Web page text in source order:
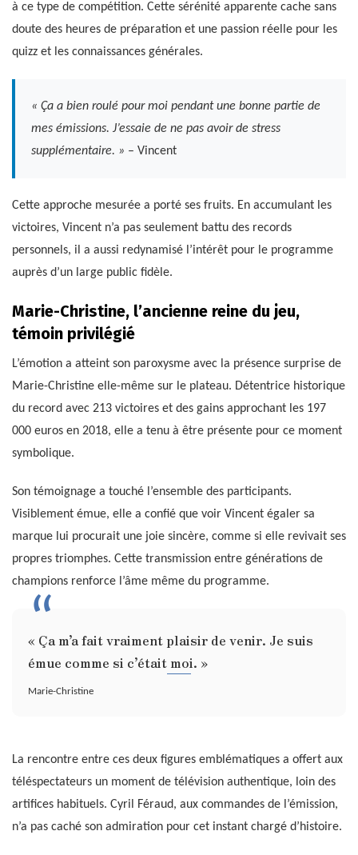
à ce type de compétition. Cette sérénité apparente cache sans
doute des heures de préparation et une passion réelle pour les
quizz et les connaissances générales.
« Ça a bien roulé pour moi pendant une bonne partie de
mes émissions. J’essaie de ne pas avoir de stress
supplémentaire. » – Vincent
Cette approche mesurée a porté ses fruits. En accumulant les
victoires, Vincent n’a pas seulement battu des records
personnels, il a aussi redynamisé l’intérêt pour le programme
auprès d’un large public fidèle.
Marie-Christine, l’ancienne reine du jeu,
témoin privilégié
L’émotion a atteint son paroxysme avec la présence surprise de
Marie-Christine elle-même sur le plateau. Détentrice historique
du record avec 213 victoires et des gains approchant les 197
000 euros en 2018, elle a tenu à être présente pour ce moment
symbolique.
Son témoignage a touché l’ensemble des participants.
Visiblement émue, elle a confié que voir Vincent égaler sa
marque lui procurait une joie sincère, comme si elle revivait ses
propres triomphes. Cette transmission entre générations de
champions renforce l’âme même du programme.
« Ça m’a fait vraiment plaisir de venir. Je suis
émue comme si c’était moi. »
Marie-Christine
La rencontre entre ces deux figures emblématiques a offert aux
téléspectateurs un moment de télévision authentique, loin des
artifices habituels. Cyril Féraud, aux commandes de l’émission,
n’a pas caché son admiration pour cet instant chargé d’histoire.